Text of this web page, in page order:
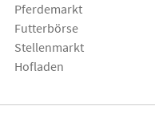
Pferdemarkt
Futterbörse
Stellenmarkt
Hofladen